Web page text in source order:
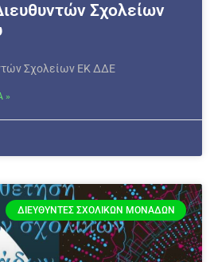
Σχολείων
Σχολείων ΕΚ ΔΔΕ
»
ΔΙΕΥΘΥΝΤΈΣ ΣΧΟΛΙΚΏΝ ΜΟΝΆΔΩΝ